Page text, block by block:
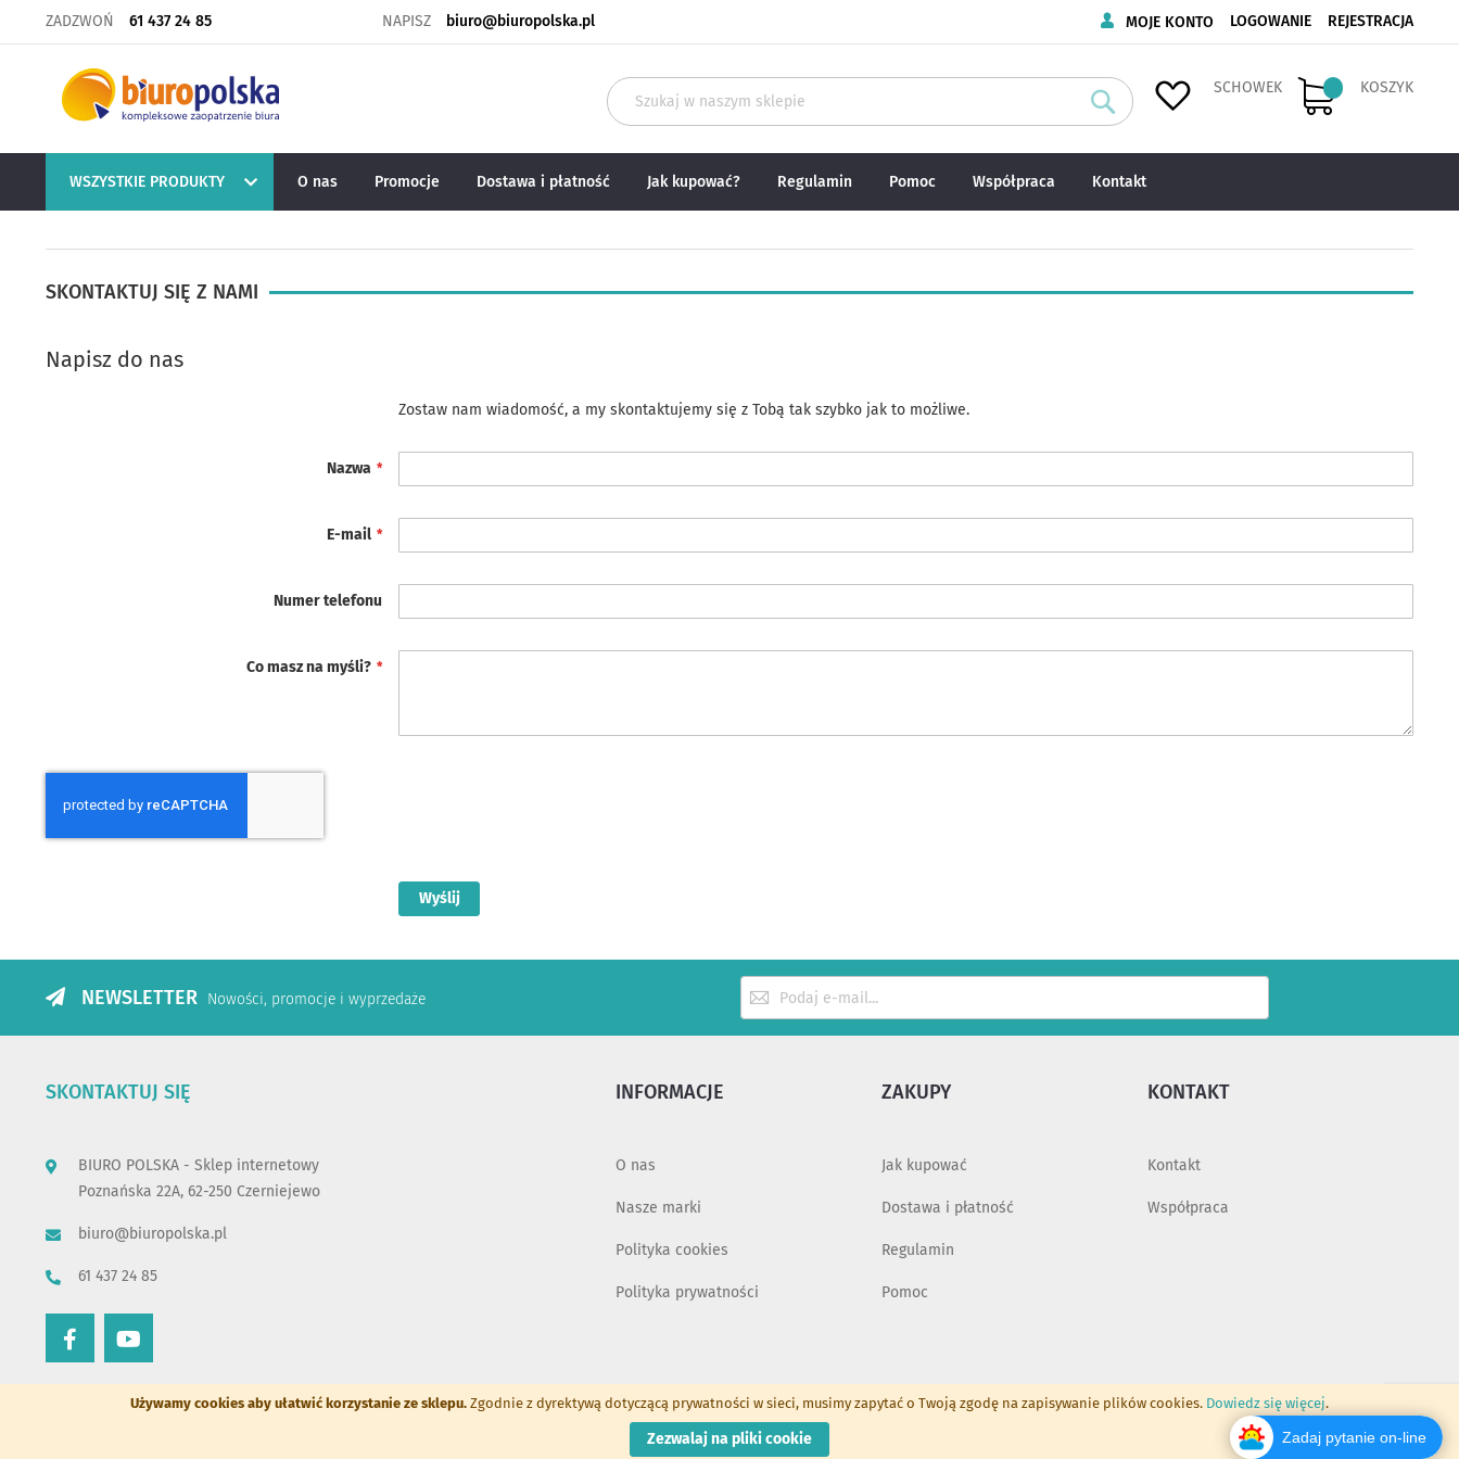
Używamy cookies aby ułatwić korzystanie ze sklepu. Zgodnie z dyrektywą dotyczącą prywatności w sieci, musimy zapytać o Twoją zgodę na zapisywanie plików cookies. Dowiedz się więcej.
Zezwalaj na pliki cookie
ZADZWOŃ 61 437 24 85 NAPISZ biuro@biuropolska.pl MOJE KONTO LOGOWANIE REJESTRACJA
KOSZYK
SCHOWEK
Szukaj
Szukaj
WSZYSTKIE PRODUKTY O nas Promocje Dostawa i płatność Jak kupować? Regulamin Pomoc Współpraca Kontakt
SKONTAKTUJ SIĘ Z NAMI
Napisz do nas
Zostaw nam wiadomość, a my skontaktujemy się z Tobą tak szybko jak to możliwe.
Nazwa
E-mail
Numer telefonu
Co masz na myśli?
Wyślij
NEWSLETTER Nowości, promocje i wyprzedaże
Subskrybuj
nasz
SKONTAKTUJ SIĘ
BIURO POLSKA - Sklep internetowy
Poznańska 22A, 62-250 Czerniejewo
biuro@biuropolska.pl
61 437 24 85
INFORMACJE
O nas
Nasze marki
Polityka cookies
Polityka prywatności
ZAKUPY
Jak kupować
Dostawa i płatność
Regulamin
Pomoc
KONTAKT
Kontakt
Współpraca
BIURO POLSKA - Sklep internetowy Zadaj pytanie on-line